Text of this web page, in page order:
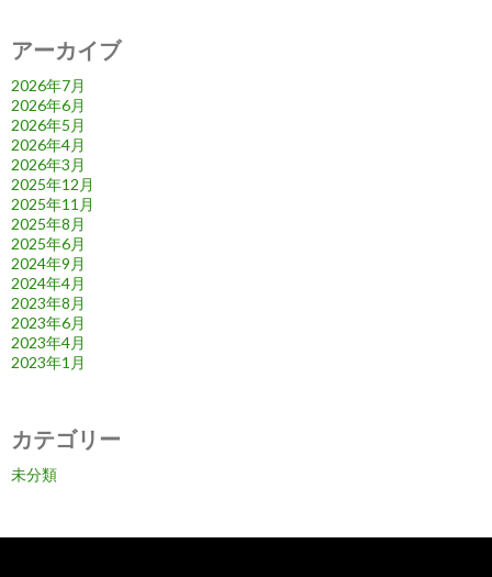
アーカイブ
2026年7月
2026年6月
2026年5月
2026年4月
2026年3月
2025年12月
2025年11月
2025年8月
2025年6月
2024年9月
2024年4月
2023年8月
2023年6月
2023年4月
2023年1月
カテゴリー
未分類